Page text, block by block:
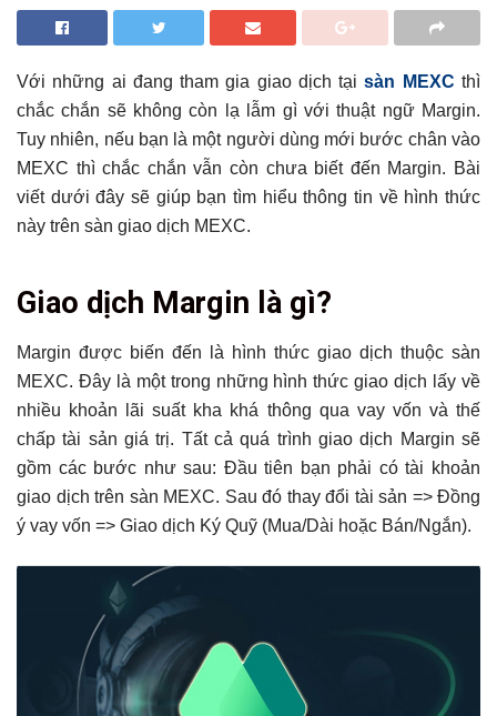
Với những ai đang tham gia giao dịch tạisàn MEXC thì
chắc chắn sẽ không còn lạ lẫm gì với thuật ngữ Margin.
Tuy nhiên, nếu bạn là một người dùng mới bước chân vào
MEXC thì chắc chắn vẫn còn chưa biết đến Margin. Bài
viết dưới đây sẽ giúp bạn tìm hiểu thông tin về hình thức
này trên sàn giao dịch MEXC.
Giao dịch Margin là gì?
Giới thiệu giao diện của sàn MEXC
Standard Version
Pro Version
Tìm hiểu về Margin tại sàn MEXC
Hướng dẫn giao dịch ký quỹ (Margin) tại trang điện tử trực
tuyến của sàn MEXC
Kết luận
Giao dịch Margin là gì?
Margin được biến đến là hình thức giao dịch thuộc sàn
MEXC. Đây là một trong những hình thức giao dịch lấy về
nhiều khoản lãi suất kha khá thông qua vay vốn và thế
chấp tài sản giá trị. Tất cả quá trình giao dịch Margin sẽ
gồm các bước như sau: Đầu tiên bạn phải có tài khoản
giao dịch trên sàn MEXC. Sau đó thay đổi tài sản => Đồng
ý vay vốn => Giao dịch Ký Quỹ (Mua/Dài hoặc Bán/Ngắn).